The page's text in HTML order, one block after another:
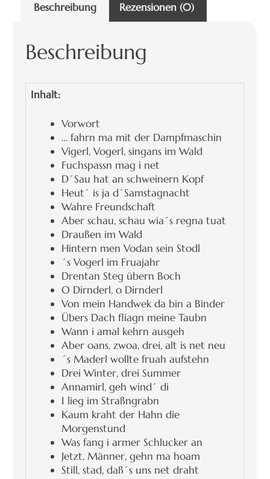
Beschreibung Rezensionen (0)
Beschreibung
Inhalt:
Vorwort
… fahrn ma mit der Dampfmaschin
Vigerl, Vogerl, singans im Wald
Fuchspassn mag i net
D´Sau hat an schweinern Kopf
Heut´ is ja d´Samstagnacht
Wahre Freundschaft
Aber schau, schau wia´s regna tuat
Draußen im Wald
Hintern men Vodan sein Stodl
´s Vogerl im Fruajahr
Drentan Steg übern Boch
O Dirnderl, o Dirnderl
Von mein Handwek da bin a Binder
Übers Dach fliagn meine Taubn
Wann i amal kehrn ausgeh
Aber oans, zwoa, drei, alt is net neu
´s Maderl wollte fruah aufstehn
Drei Winter, drei Summer
Annamirl, geh wind´ di
I lieg im Straßngrabn
Kaum kraht der Hahn die
Morgenstund
Was fang i armer Schlucker an
Jetzt, Männer, gehn ma hoam
Still, stad, daß´s uns net draht